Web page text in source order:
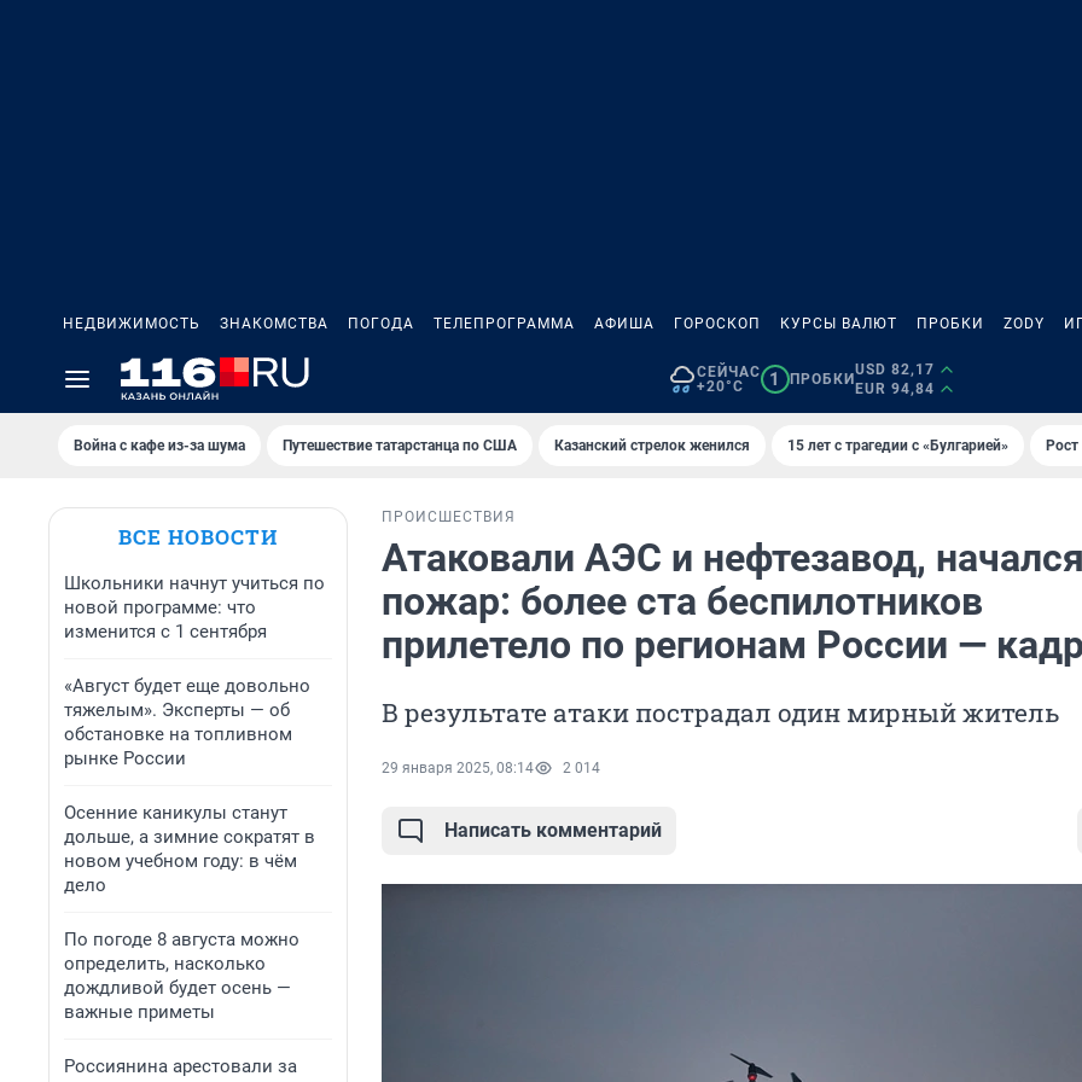
НЕДВИЖИМОСТЬ ЗНАКОМСТВА ПОГОДА ТЕЛЕПРОГРАММА АФИША ГОРОСКОП КУРСЫ ВАЛЮТ ПРОБКИ ZODY
СЕЙЧАС
+20°C
1 ПРОБКИ
USD 82,17
EUR 94,84
Война с кафе из-за шума Путешествие татарстанца по США Казанский стрелок женился 15 лет с трагедии с «Булгарией»
ВСЕ НОВОСТИ
Школьники начнут учиться по
новой программе: что
изменится с 1 сентября
«Август будет еще довольно
тяжелым». Эксперты — об
обстановке на топливном
рынке России
Осенние каникулы станут
дольше, а зимние сократят в
новом учебном году: в чём
дело
По погоде 8 августа можно
определить, насколько
дождливой будет осень —
важные приметы
Россиянина арестовали за
ПРОИСШЕСТВИЯ
Атаковали АЭС и нефтезавод,
пожар: более ста беспилотников
прилетело по регионам России —
В результате атаки пострадал один мирный житель
29 января 2025, 08:14 2 014
Написать комментарий